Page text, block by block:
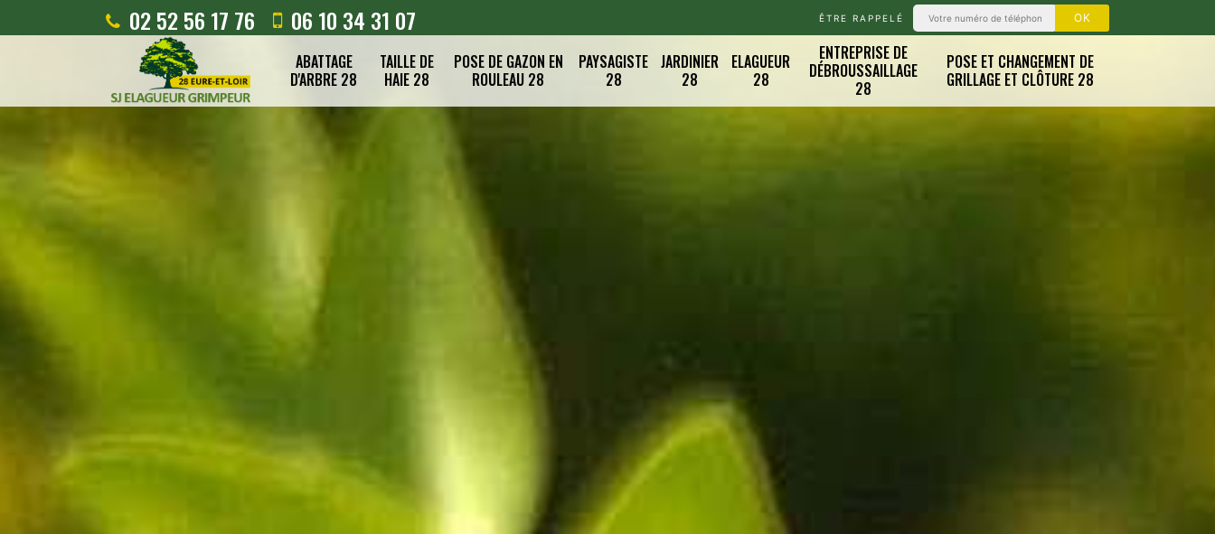
02 52 56 17 76 06 10 34 31 07 ÊTRE RAPPELÉ
ABATTAGE
D'ARBRE 28
TAILLE DE
HAIE 28
POSE DE GAZON EN
ROULEAU 28
PAYSAGISTE
28
JARDINIER
28
ELAGUEUR
28
ENTREPRISE DE
DÉBROUSSAILLAGE
28
POSE ET CHANGEMENT DE
GRILLAGE ET CLÔTURE 28